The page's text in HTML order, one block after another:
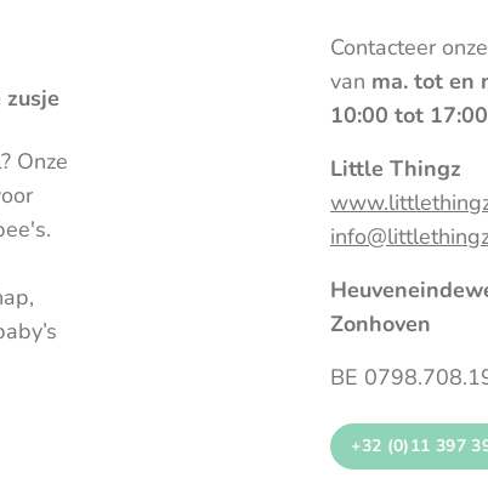
Onze
Contacteer
van ma. tot en
10:00 tot 17:00
Little Thingz
Zonhoven
BE
+32 (0)11 397